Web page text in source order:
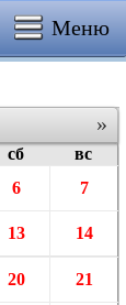
Меню
»
сб
вс
6 7
13 14
20 21